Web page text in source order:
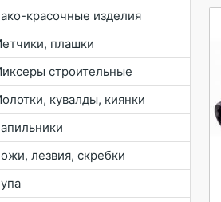
красочные изделия
плашки
строительные
кувалды, киянки
лезвия, скребки